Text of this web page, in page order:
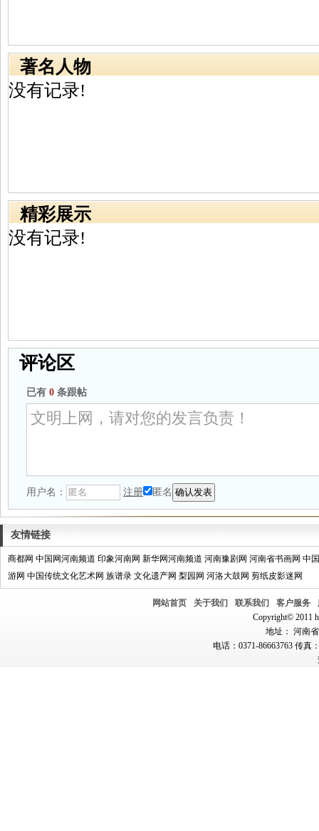
著名人物
没有记录!
精彩展示
没有记录!
评论区
已有 0 条跟帖
用户名： 注册 匿名
友情链接
商都网 中国网河南频道 印象河南网 新华网河南频道 河南豫剧网 河南省书画网 中
游网 中国传统文化艺术网 族谱录 文化遗产网 梨园网 河洛大鼓网 剪纸皮影迷网
网站首页 关于我们 联系我们 客户服务
Copyright© 2011
地址： 河南
电话：0371-86663763 传真